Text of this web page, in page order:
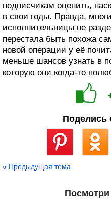
подписчикам оценить,
в свои годы. Правда,
исполнительницы не
перестала быть похожа
новой операции у её
меньше шансов узнать в
которую они когда-то
Поделись
« Предыдущая тема